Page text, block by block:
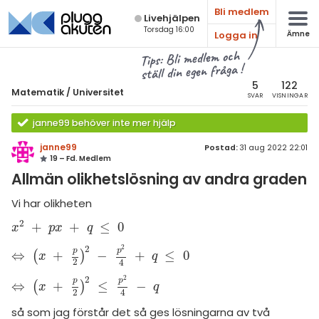
Live­hjälpen
Torsdag 16:00
Bli medlem
Logga in
Ämne
Tips: Bli medlem och
ställ din egen fråga !
Matematik / Universitet 5
SVAR
122
VISNINGAR
janne99 behöver inte mer hjälp
janne99
19 – Fd. Medlem
Postad: 31 aug 2022 22:01
Allmän olikhetslösning av andra graden
Vi har olikheten
x2 + px + q ≤ 0
x2 p +q ≤0
⇔ (x + p
2 )2 − p2
4 + q ≤ 0
⇔ x + p2) - p 4+ q≤ 0
⇔ (x + p
2 )2 ≤ p2
4 − q
⇔ x + p2) ≤ p 4-
q
så som jag förstår det så ges lösningarna av två
Alla ämnen
Alla trådar
7
8
9
4
Matematik
Universitet
Alla trådar
Flervariabelanalys
& Bygg
språk